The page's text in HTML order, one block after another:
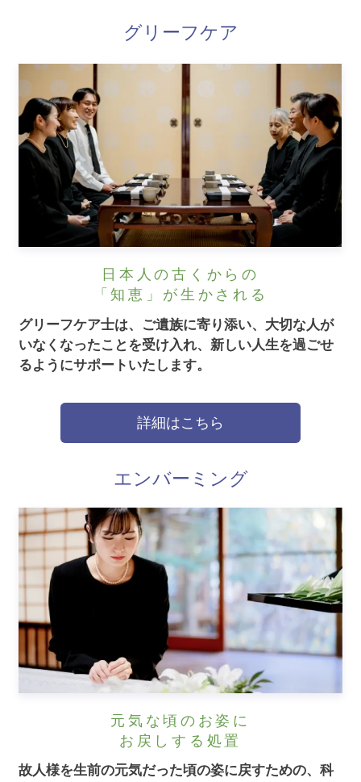
グリーフケア
日本人の古くからの
「知恵」が生かされる
グリーフケア士は、ご遺族に寄り添い、大切な人が
いなくなったことを受け入れ、新しい人生を過ごせ
るようにサポートいたします。
詳細はこちら
エンバーミング
元気な頃のお姿に
お戻しする処置
故人様を生前の元気だった頃の姿に戻すための、科